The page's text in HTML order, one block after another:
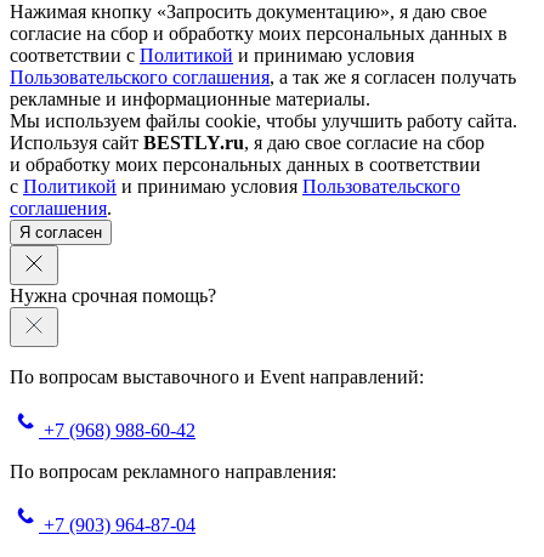
Нажимая кнопку «Запросить документацию», я даю свое
согласие на сбор и обработку моих персональных данных в
соответствии с Политикой и принимаю условия
Пользовательского соглашения, а так же я согласен получать
рекламные и информационные материалы.
Мы используем файлы cookie, чтобы улучшить работу сайта.
Используя сайт BESTLY.ru, я даю свое согласие на сбор
и обработку моих персональных данных в соответствии
с Политикой и принимаю условия Пользовательского
соглашения.
Я согласен
Нужна срочная помощь?
По вопросам выставочного и Event направлений:
+7 (968) 988-60-42
По вопросам рекламного направления:
+7 (903) 964-87-04